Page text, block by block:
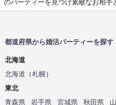
都道府県から婚活パーティーを探す
北海道
北海道 （札幌）
東北
青森県
岩手県 宮城県 秋田県